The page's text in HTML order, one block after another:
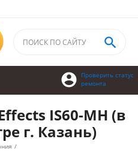
Проверить статус
ремонта


IS60-MH (в
г. Казань)
/